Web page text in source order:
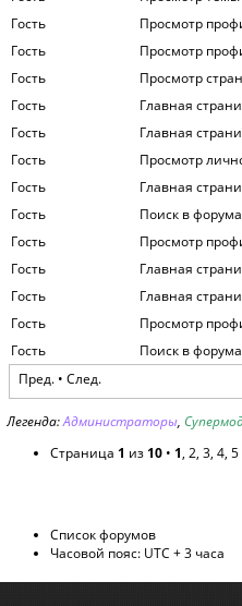
Гость
Просмотр
Гость
Просмотр
Гость
Просмотр
Гость
Главная
Гость
Главная
Гость
Просмотр
Гость
Главная
Гость
Поиск в
Гость
Просмотр
Гость
Главная
Гость
Главная
Гость
Просмотр
Гость
Поиск в
Пред. • След.
Легенда:Администраторы,
Страница 1 из 10 • 1, 2, 3, 4, 5
Список форумов
Часовой пояс: UTC + 3 часа